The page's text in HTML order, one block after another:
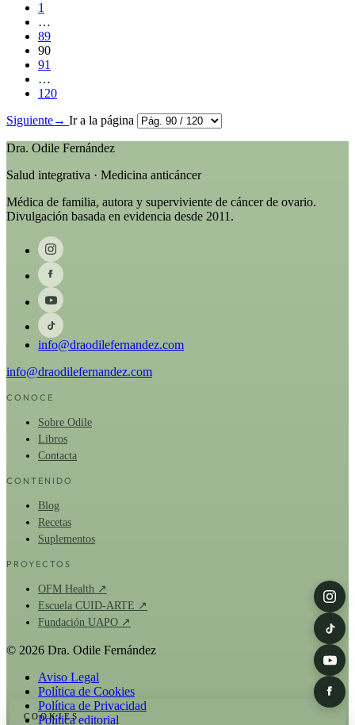
1
…
89
90
91
…
120
Siguiente→ Ir a la página
Dra. Odile Fernández
Salud integrativa · Medicina anticáncer
Médica de familia, autora y superviviente de cáncer de ovario.
Divulgación basada en evidencia desde 2011.
info@draodilefernandez.com
info@draodilefernandez.com
CONOCE
Sobre Odile
Libros
Contacta
CONTENIDO
Blog
Recetas
Suplementos
PROYECTOS
OFM Health ↗
Escuela CUID-ARTE ↗
Fundación UAPO ↗
© 2026 Dra. Odile Fernández
Aviso Legal
Política de Cookies
Política de Privacidad
Política editorial
COOKIES